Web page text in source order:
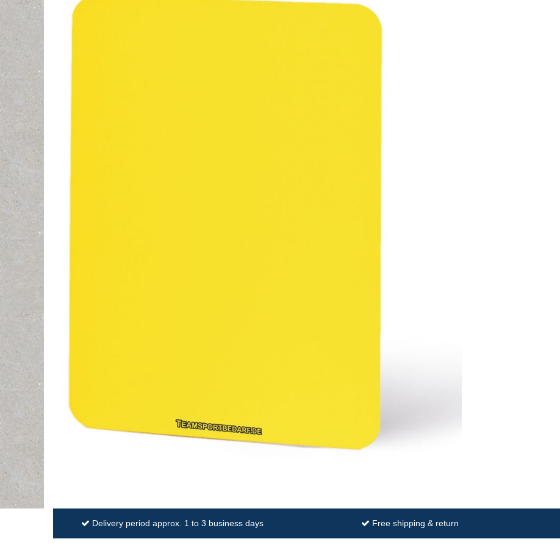
Delivery period approx. 1 to 3 business days Free shipping & return